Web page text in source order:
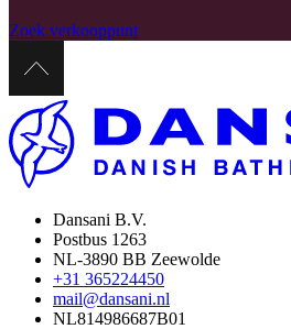
Zoek verkooppunt
Dansani B.V.
Postbus 1263
NL-3890 BB Zeewolde
+31 365224450
mail@dansani.nl
NL814986687B01